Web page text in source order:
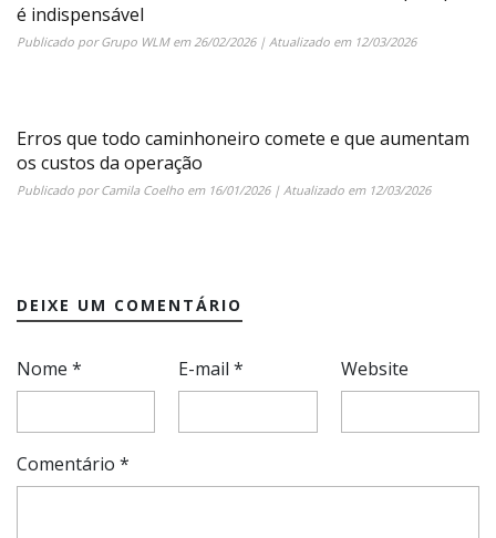
é indispensável
Publicado porGrupo WLMem 26/02/2026| Atualizado em 12/03/2026
Erros que todo caminhoneiro comete e que aumentam
os custos da operação
Publicado porCamila Coelho em 16/01/2026| Atualizado em 12/03/2026
DEIXE UM COMENTÁRIO
Nome * E-mail* Website
Comentário *